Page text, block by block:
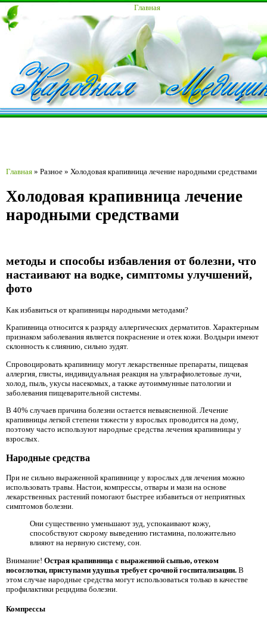
Главная
Главная » Разное » Холодовая крапивница лечение народными средствами
Холодовая крапивница лечение
народными средствами
методы и способы избавления от болезни, что
настаивают на водке, симптомы улучшений,
фото
Как избавиться от крапивницы народными методами?
Крапивница относится к разряду аллергических дерматитов. Характерным
признаком заболевания является покраснение и отек кожи. Волдыри имеют
склонность к слиянию, сильно зудят.
Спровоцировать крапивницу могут лекарственные препараты, пищевая
аллергия, глисты, индивидуальная реакция на ультрафиолетовые лучи,
холод, пыль, укусы насекомых, а также аутоиммунные патологии и
заболевания пищеварительной системы.
В 40% случаев причина болезни остается невыясненной. Лечение
крапивницы легкой степени тяжести у взрослых проводится на дому,
поэтому часто используют народные средства лечения крапивницы у
взрослых.
Народные средства
При не сильно выраженной крапивнице у взрослых для лечения можно
использовать травы. Настои, компрессы, отвары и мази на основе
лекарственных растений помогают быстрее избавиться от неприятных
симптомов болезни.
Они существенно уменьшают зуд, успокаивают кожу,
способствуют скорому выведению гистамина, положительно
влияют на нервную систему, сон.
Внимание! Острая крапивница с выраженной сыпью, отеком
носоглотки, приступами удушья требует срочной госпитализации. В
этом случае народные средства могут использоваться только в качестве
профилактики рецидива болезни.
Компрессы